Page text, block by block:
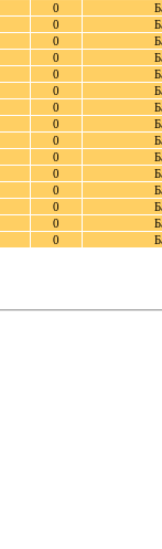
0
0
0
0
0
0
0
0
0
0
0
0
0
0
0